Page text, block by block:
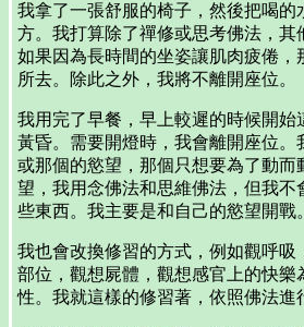
我拿了一張舒服的椅子，然後把喝的
方。我打算除了禪修或思考佛法，其
如果因為長時間的坐姿讓肌肉疲倦，
所去。除此之外，我將不離開座位。
我用完了早餐，早上較遲的時候開始
黃昏。需要開燈時，我會離開座位。
或那個的慾望，那個只想要為了動而
望，我用念佛法和思維佛法，但我不
些東西。我主要是和自己的慾望開戰。
我也會改換修習的方式，例如觀呼吸
部位，觀想屍體，觀想感官上的快樂
性。我就這樣的修習著，依照佛法進